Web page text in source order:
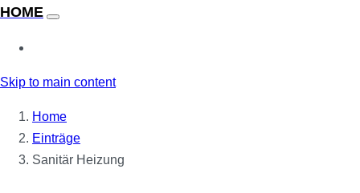
Skip to main content
Home
Einträge
Sanitär Heizung